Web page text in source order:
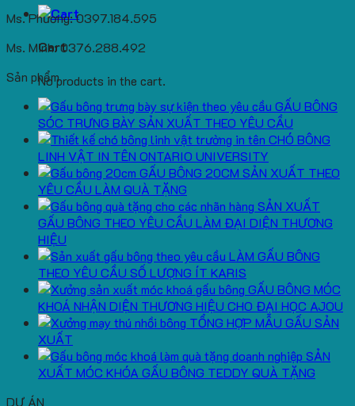
Cart
No products in the cart.
Ms. Phương: 0397.184.595
Ms. Minh: 0376.288.492
Sản phẩm
GẤU BÔNG
SÓC TRƯNG BÀY SẢN XUẤT THEO YÊU CẦU
CHÓ BÔNG
LINH VẬT IN TÊN ONTARIO UNIVERSITY
GẤU BÔNG 20CM SẢN XUẤT THEO
YÊU CẦU LÀM QUÀ TẶNG
SẢN XUẤT
GẤU BÔNG THEO YÊU CẦU LÀM ĐẠI DIỆN THƯƠNG
HIỆU
LÀM GẤU BÔNG
THEO YÊU CẦU SỐ LƯỢNG ÍT KARIS
GẤU BÔNG MÓC
KHOÁ NHẬN DIỆN THƯƠNG HIỆU CHO ĐẠI HỌC AJOU
TỔNG HỢP MẪU GẤU SẢN
XUẤT
SẢN
XUẤT MÓC KHÓA GẤU BÔNG TEDDY QUÀ TẶNG
DỰ ÁN